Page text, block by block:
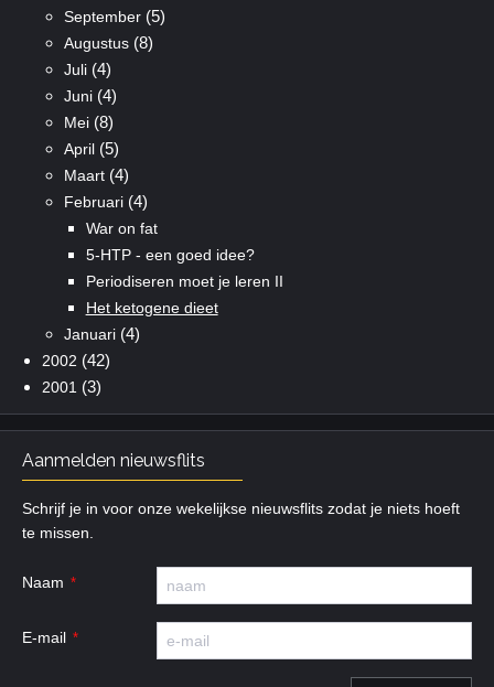
September(5)
Augustus(8)
Juli(4)
Juni(4)
Mei(8)
April(5)
Maart(4)
Februari(4)
War on fat
5-HTP - een goed idee?
Periodiseren moet je leren II
Het ketogene dieet
Januari(4)
2002 (42)
2001 (3)
Aanmelden nieuwsflits
Schrijf je in voor onze wekelijkse nieuwsflits zodat je niets hoeft
te missen.
Naam
E-mail